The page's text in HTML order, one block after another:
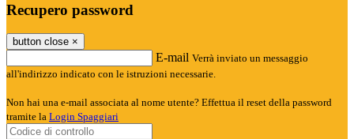
Recupero password
button close ×
E-mail Verrà inviato un messaggio
all'indirizzo indicato con le istruzioni necessarie.
Non hai una e-mail associata al nome utente? Effettua il reset della password
tramite la Login Spaggiari